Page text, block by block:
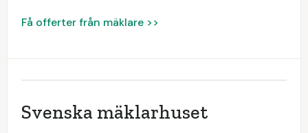
Få offerter från mäklare >>
Svenska mäklarhuset